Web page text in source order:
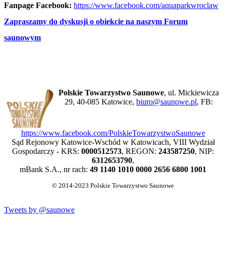
Fanpage Facebook: https://www.facebook.com/aquaparkwroclaw
Zapraszamy do dyskusji o obiekcie na naszym Forum
saunowym
Polskie Towarzystwo Saunowe, ul. Mickiewicza
29, 40-085 Katowice,biuro@saunowe.pl, FB:
https://www.facebook.com/PolskieTowarzystwoSaunowe
Sąd Rejonowy Katowice-Wschód w Katowicach, VIII Wydział
Gospodarczy - KRS: 0000512573, REGON: 243587250, NIP:
6312653790,
mBank S.A., nr rach: 49 1140 1010 0000 2656 6800 1001
© 2014-2023 Polskie Towarzystwo Saunowe
Tweets by @saunowe